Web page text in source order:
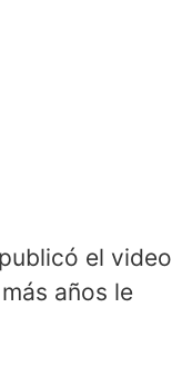
el video
años le